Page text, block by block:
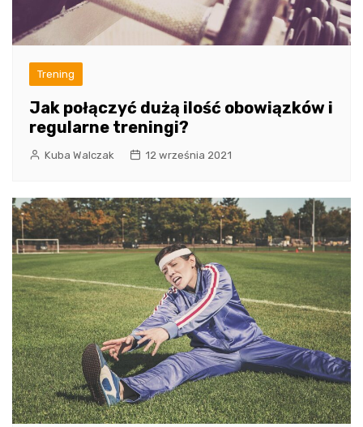
Trening
Jak połączyć dużą ilość obowiązków i
regularne treningi?
Kuba Walczak 12 września 2021